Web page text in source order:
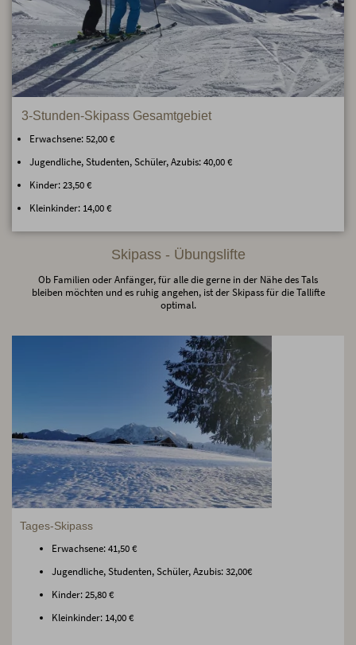
3-Stunden-Skipass Gesamtgebiet
Erwachsene: 52,00 €
Jugendliche, Studenten, Schüler, Azubis: 40,00 €
Kinder: 23,50 €
Kleinkinder: 14,00 €
Skipass - Übungslifte
Ob Familien oder Anfänger, für alle die gerne in der Nähe des Tals
bleiben möchten und es ruhig angehen, ist der Skipass für die Tallifte
optimal.
Tages-Skipass
Erwachsene: 41,50 €
Jugendliche, Studenten, Schüler, Azubis: 32,00€
Kinder: 25,80 €
Kleinkinder: 14,00 €